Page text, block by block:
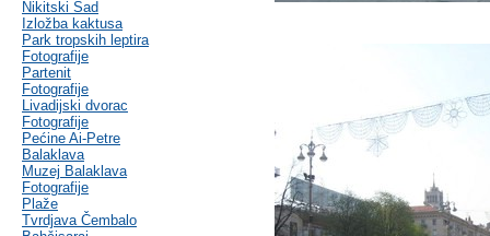
Nikitski Sad
Izložba kaktusa
Park tropskih leptira
Fotografije
Partenit
Fotografije
Livadijski dvorac
Fotografije
Pećine Ai-Petre
Balaklava
Muzej Balaklava
Fotografije
Plaže
Tvrdjava Čembalo